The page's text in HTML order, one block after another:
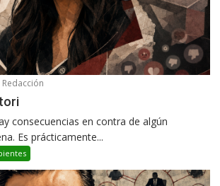
Redacción
consecuencias en contra de algún
Es prácticamente...